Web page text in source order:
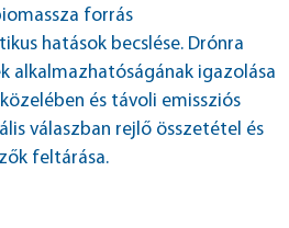
forrás
hatások becslése. Drónra
alkalmazhatóságának igazolása
és távoli emissziós
válaszban rejlő összetétel és
feltárása.